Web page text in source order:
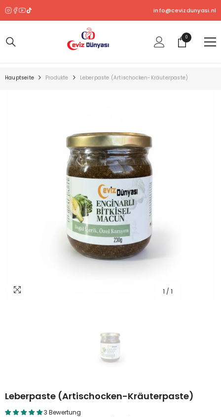
info@cevizdunyasi.nl
00
Produkt
Hauptseite Produkte Leberpaste (Artischocken-Kräuterpaste)
1 / 1
Leberpaste (Artischocken-Kräuterpaste)
3 Bewertung